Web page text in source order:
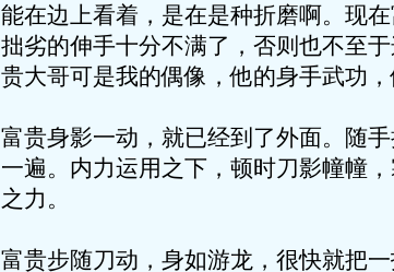
能在边上看着，是在是种折磨啊。现
拙劣的伸手十分不满了，否则也不至
贵大哥可是我的偶像，他的身手武功
富贵身影一动，就已经到了外面。随
一遍。内力运用之下，顿时刀影幢幢
之力。
富贵步随刀动，身如游龙，很快就把